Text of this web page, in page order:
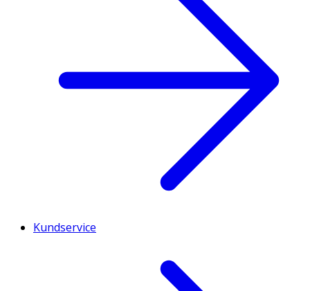
Kundservice